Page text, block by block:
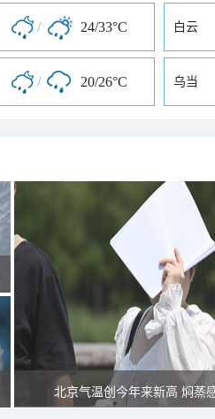
/ 24/33°C 白云
/ 20/26°C 乌当
北京气温创今年来新高 焖蒸